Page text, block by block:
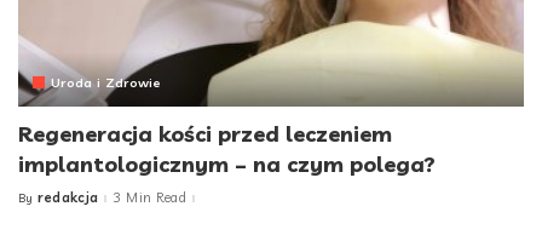
Uroda i Zdrowie
Regeneracja kości przed leczeniem
implantologicznym – na czym polega?
Posted
By redakcja 3 Min Read